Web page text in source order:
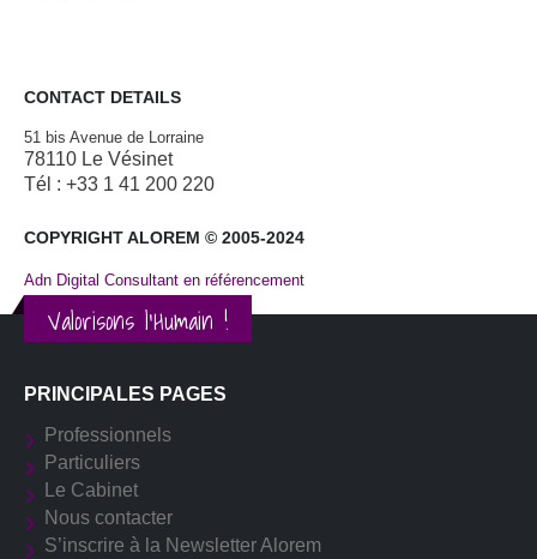
CONTACT DETAILS
51 bis Avenue de Lorraine
78110 Le Vésinet
Tél : +33 1 41 200 220
COPYRIGHT ALOREM © 2005-2024
Adn Digital Consultant en référencement
Valorisons l'Humain !
PRINCIPALES PAGES
Professionnels
Particuliers
Le Cabinet
Nous contacter
S’inscrire à la Newsletter Alorem